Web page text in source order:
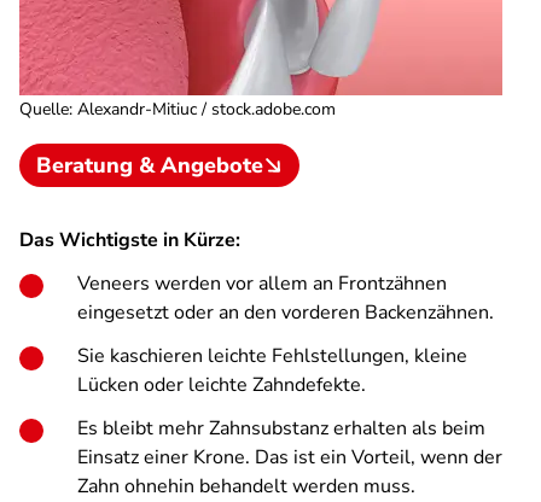
Quelle: Alexandr-Mitiuc / stock.adobe.com
Beratung & Angebote
Das Wichtigste in Kürze:
Veneers werden vor allem an Frontzähnen
eingesetzt oder an den vorderen Backenzähnen.
Sie kaschieren leichte Fehlstellungen, kleine
Lücken oder leichte Zahndefekte.
Es bleibt mehr Zahnsubstanz erhalten als beim
Einsatz einer Krone. Das ist ein Vorteil, wenn der
Zahn ohnehin behandelt werden muss.